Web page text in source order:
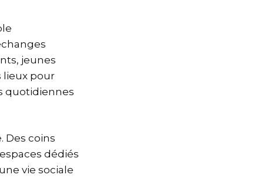
jeunes
lieux pour
quotidiennes
Des coins
dédiés
vie sociale